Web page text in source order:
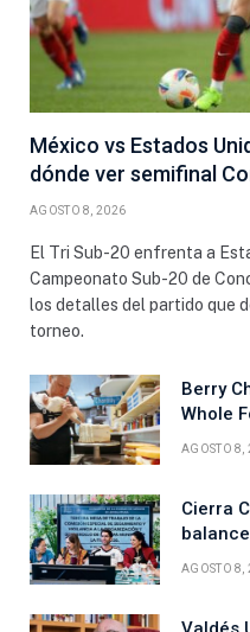
México vs Estados
dónde ver semifinal
AGOSTO 8, 2026
El Tri Sub-20 enfrenta a
Campeonato Sub-20 de
los detalles del partido que
torneo.
Berry
Whole
AGOSTO 8,
Cierra
AGOSTO 8,